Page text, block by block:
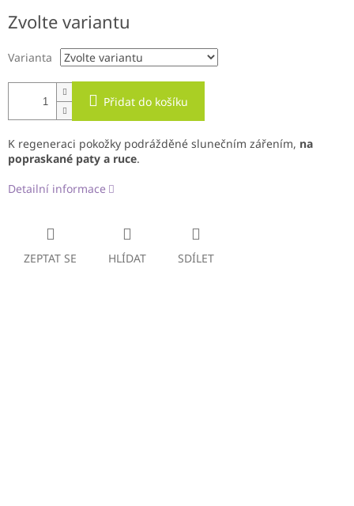
cena:
Zvolte variantu
Varianta
Přidat do košíku
K regeneraci pokožky podrážděné slunečním zářením, na
popraskané paty a ruce.
Detailní informace
ZEPTAT SE HLÍDAT SDÍLET